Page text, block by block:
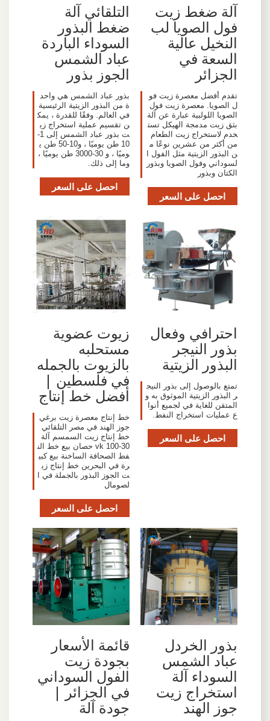
آلة ضغط زيت
فول الصويا لب
النخيل عالية
السعة في
الجزائر
تقدم أفضل معصرة زيت فو
ل الصويا. معصرة زيت فول
الصويا اللولبية عبارة عن آلة
بثق زيت مدمجة الهيكل تست
خدم لاستخراج زيت الطعام
من أكثر من عشرين نوعًا م
ن البذور الزيتية مثل الفول ا
لسوداني وفول الصويا وبذور
الكتان وبذور
احصل على السعر
التلقائي آلة
ضغط البذور
السوداء الباردة
عباد الشمس
الجوز بذور
بذور عباد الشمس هي واحد
ة من البذور الزيتية الرئيسية
في العالم. وفقًا للقدرة ، يمك
ن تقسيم عملية استخراج زي
ت بذور عباد الشمس إلى 1-
10 طن يوميًا ، و10-50 طن ي
وميًا ، و 30-3000 طن يوميًا ،
وما إلى ذلك.
احصل على السعر
احترافي وفعال
بذور النيجر
البذور الزيتية
تمتع بالوصول إلى بذور النيج
ر البذور الزيتية الموثوق به و
المتقن للغاية في لجميع أنوا
ع عمليات استخراج النفط.
احصل على السعر
زيوت عضوية
مستحلبه
بالزيوت بالجمله
في فلسطين |
أفضل خط إنتاج
خط إنتاج معصرة زيت برغي
جوز الهند في مصر التلقائي
خط إنتاج زيت السمسم آلة
vk 100-30 حصان بيع خط الن
فط الصحافة الساخنة بيع كبي
رة في البحرين خط إنتاج زي
ت الجوز البذور بالجملة في ا
لصومال
احصل على السعر
بذور الخردل
عباد الشمس
السوداء آلة
استخراج زيت
جوز الهند
قائمة الأسعار
بجودة زيت
الفول السوداني
في الجزائر |
جودة آلة